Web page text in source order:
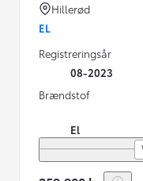
Hillerød
EL
Registreringsår
08-2023
Brændstof
El